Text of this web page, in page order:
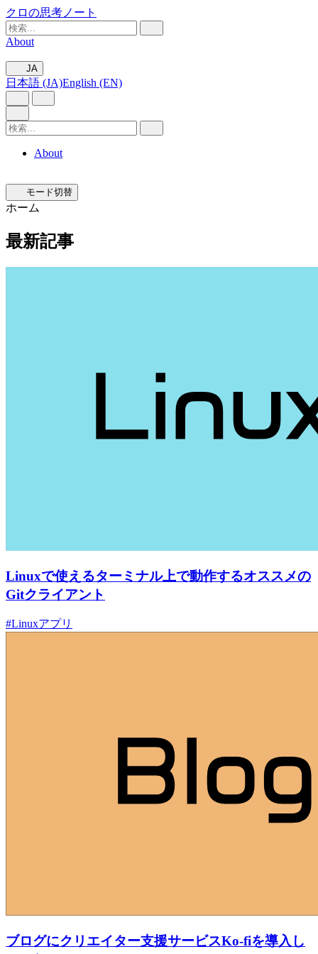
クロの思考ノート
About
JA
日本語 (JA)English (EN)
About
モード切替
ホーム
最新記事
Linuxで使えるターミナル上で動作するオススメの
Gitクライアント
#Linuxアプリ
ブログにクリエイター支援サービスKo-fiを導入し